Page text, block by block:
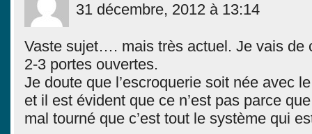
31 décembre, 2012 à 13:14
Vaste sujet…. mais très actuel. Je vais de
2-3 portes ouvertes.
Je doute que l’escroquerie soit née avec
et il est évident que ce n’est pas parce
mal tourné que c’est tout le système qui